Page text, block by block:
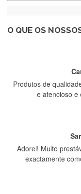
O QUE OS
Produtos de
e atencioso e
Adorei! Muito
exactamente